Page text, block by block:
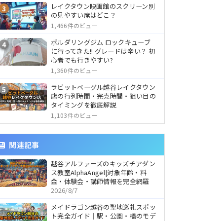
3
レイクタウン映画館のスクリーン別
の見やすい席はどこ？
1,466件のビュー
4
ボルダリングジム ロックキューブ
に行ってきた!! グレードは辛い？ 初
心者でも行きやすい?
1,360件のビュー
5
ラビットベーグル越谷レイクタウン
店の行列時間・完売時間・狙い目の
タイミングを徹底解説
1,103件のビュー
関連記事
越谷アルファーズのキッズチアダン
ス教室AlphaAngel|対象年齢・料
金・体験会・講師情報を完全網羅
2026/8/7
メイドラゴン越谷の聖地巡礼スポッ
ト完全ガイド｜駅・公園・橋のモデ